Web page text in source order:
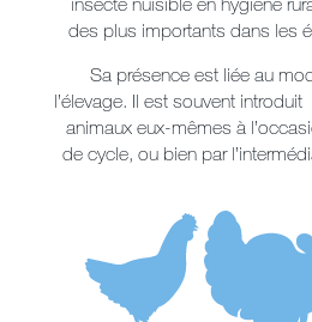
des plus importants dans les
Sa présence est liée au
l’élevage. Il est souvent introduit
animaux eux-mêmes à
de cycle, ou bien par